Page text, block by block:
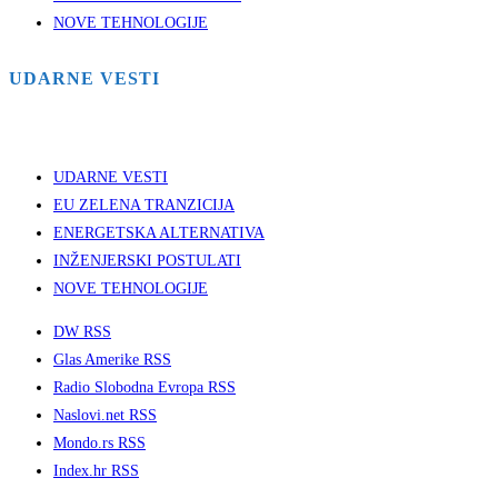
NOVE TEHNOLOGIJE
UDARNE VESTI
UDARNE VESTI
EU ZELENA TRANZICIJA
ENERGETSKA ALTERNATIVA
INŽENJERSKI POSTULATI
NOVE TEHNOLOGIJE
DW RSS
Glas Amerike RSS
Radio Slobodna Evropa RSS
Naslovi.net RSS
Mondo.rs RSS
Index.hr RSS